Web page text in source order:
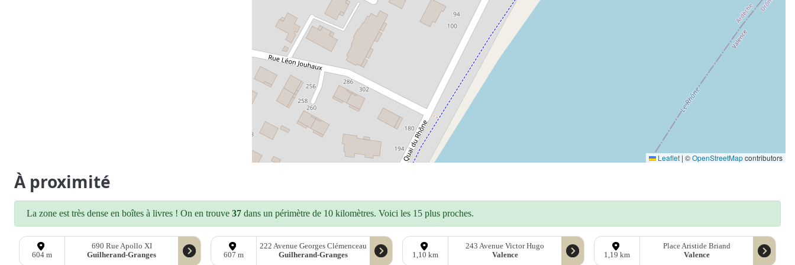
Leaflet | ©OpenStreetMapcontributors
À proximité
La zone est très dense en boîtes à livres ! On en trouve 37 dans un périmètre de 10 kilomètres. Voici les 15 plus proches.
604 m
690 Rue Apollo XI
Guilherand-Granges
607 m
222 Avenue Georges Clémenceau
Guilherand-Granges
1,10 km
243 Avenue Victor Hugo
Valence
1,19 km
Place Aristide Briand
Valence